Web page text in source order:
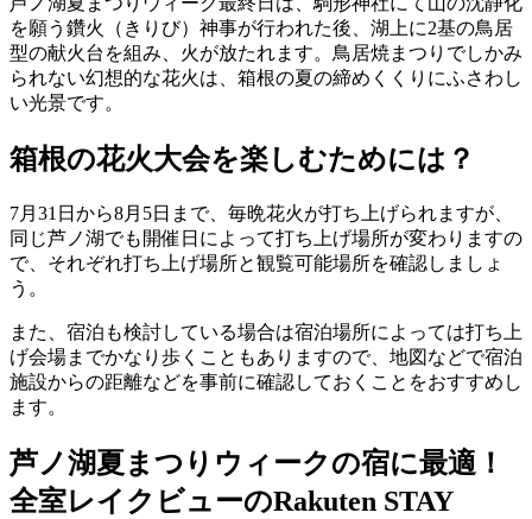
を願う鑽火（きりび）神事が行われた後、湖上に2基の鳥居
型の献火台を組み、火が放たれます。鳥居焼まつりでしかみ
られない幻想的な花火は、箱根の夏の締めくくりにふさわし
い光景です。
箱根の花火大会を楽しむためには？
7月31日から8月5日まで、毎晩花火が打ち上げられますが、
同じ芦ノ湖でも開催日によって打ち上げ場所が変わりますの
で、それぞれ打ち上げ場所と観覧可能場所を確認しましょ
う。
また、宿泊も検討している場合は宿泊場所によっては打ち上
げ会場までかなり歩くこともありますので、地図などで宿泊
施設からの距離などを事前に確認しておくことをおすすめし
ます。
芦ノ湖夏まつりウィークの宿に最適！
全室レイクビューのRakuten STAY